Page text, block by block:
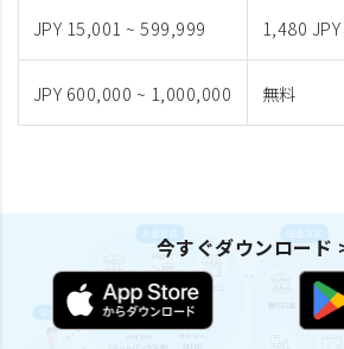
JPY 15,001 ~ 599,999
1,480 JPY
JPY 600,000 ~ 1,000,000 無料
今すぐダウンロード